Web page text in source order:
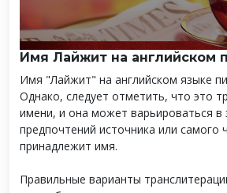
Имя Лайжит на английском
Имя "Лайжит" на английском языке
Однако, следует отметить, что это
имени, и она может варьироваться в
предпочтений источника или самого
принадлежит имя.
Правильные варианты